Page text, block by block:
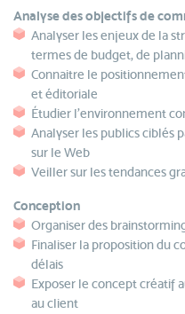
Analyse des objectifs de
Analyser les enjeux de la
termes de budget, de
Connaitre le
et éditoriale
Étudier l’environnement
Analyser les publics ciblés
sur le Web
Veiller sur les tendances
Conception
Organiser des
Finaliser la proposition du
délais
Exposer le concept créatif
au client